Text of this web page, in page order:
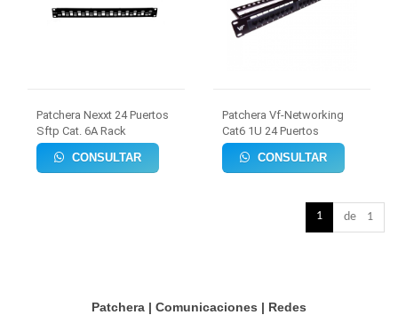
Patchera Nexxt 24 Puertos
Sftp Cat. 6A Rack
CONSULTAR
Patchera Vf-Networking
Cat6 1U 24 Puertos
CONSULTAR
1 de 1
Patchera | Comunicaciones | Redes